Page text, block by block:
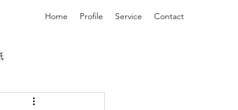
Home Profile Service Contact
未分類